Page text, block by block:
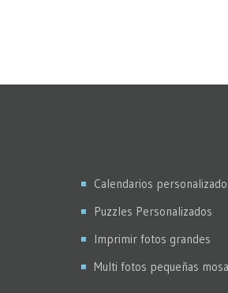
Calendarios
Puzzles Personalizados
Imprimir fotos grandes
Multi fotos pequeñas